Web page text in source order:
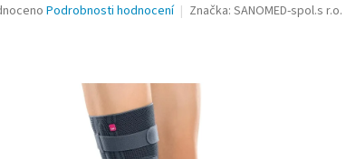
Podrobnosti hodnocení Značka: SANOMED-spol.s r.o.